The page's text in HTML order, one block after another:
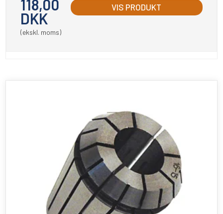
118,00
DKK
(ekskl. moms)
VIS PRODUKT